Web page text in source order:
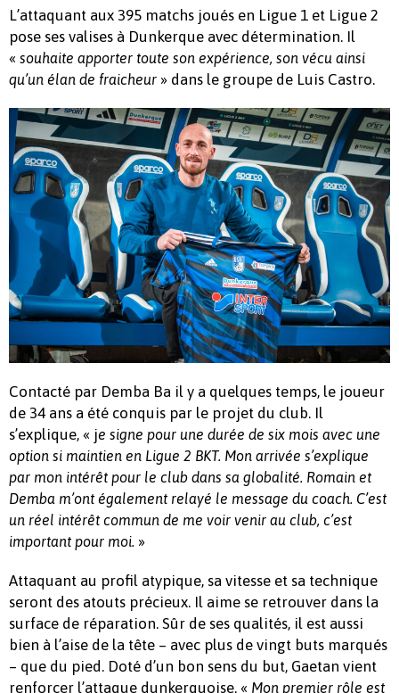
L’attaquant aux 395 matchs joués en Ligue 1 et Ligue 2
pose ses valises à Dunkerque avec détermination. Il
« souhaite apporter toute son expérience, son vécu ainsi
qu’un élan de fraicheur » dans le groupe de Luis Castro.
Contacté par Demba Ba il y a quelques temps, le joueur
de 34 ans a été conquis par le projet du club. Il
s’explique, « je signe pour une durée de six mois avec une
option si maintien en Ligue 2 BKT. Mon arrivée s’explique
par mon intérêt pour le club dans sa globalité. Romain et
Demba m’ont également relayé le message du coach. C’est
un réel intérêt commun de me voir venir au club, c’est
important pour moi. »
Attaquant au profil atypique, sa vitesse et sa technique
seront des atouts précieux. Il aime se retrouver dans la
surface de réparation. Sûr de ses qualités, il est aussi
bien à l’aise de la tête – avec plus de vingt buts marqués
– que du pied. Doté d’un bon sens du but, Gaetan vient
renforcer l’attaque dunkerquoise. « Mon premier rôle est